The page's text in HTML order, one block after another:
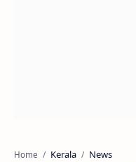
Home Kerala News